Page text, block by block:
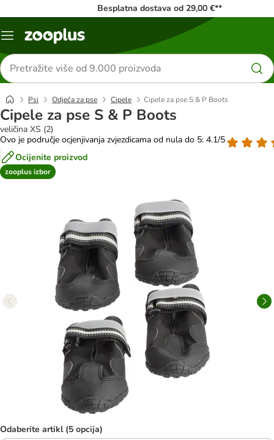
Besplatna dostava od 29,00 €**
Izbornik
Traži
proizvode
Psi Odjeća za pse Cipele Cipele za pse S & P Boots
Cipele za pse S & P Boots
veličina XS (2)
Ovo je područje ocjenjivanja zvjezdicama od nula do 5: 4.1/5
Ocijenite proizvod
zooplus izbor
Odaberite artikl (5 opcija)